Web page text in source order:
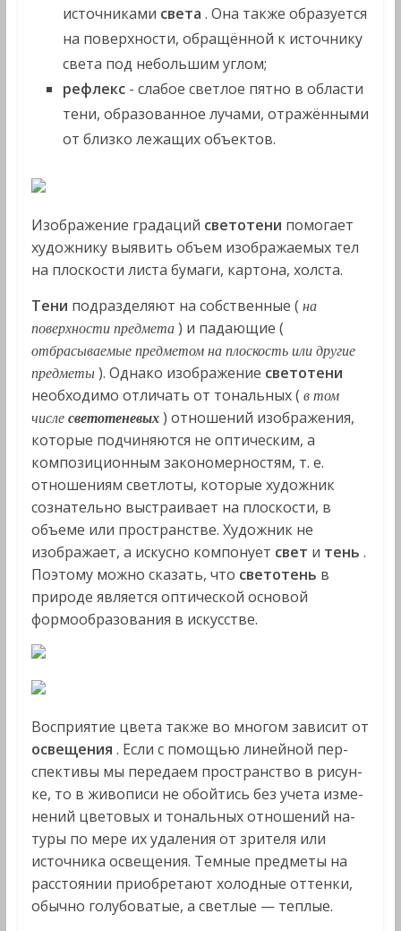
источниками света . Она также образуется
на поверхности, обращённой к источнику
света под небольшим углом;
рефлекс - слабое светлое пятно в области
тени, образованное лучами, отражёнными
от близко лежащих объектов.
Изображение градаций светотени помогает
художнику выявить объем изображаемых тел
на плоскости листа бумаги, картона, холста.
Тени подразделяют на собственные ( на
поверхности предмета ) и падающие (
отбрасываемые предметом на плоскость или другие
предметы ). Однако изображение светотени
необходимо отличать от тональных ( в том
числе светотеневых ) отношений изображения,
которые подчиняются не оптическим, а
композиционным закономерностям, т. е.
отношениям светлоты, которые художник
сознательно выстраивает на плоскости, в
объеме или пространстве. Художник не
изображает, а искусно компонует свет и тень .
Поэтому можно сказать, что светотень в
природе является оптической основой
формообразования в искусстве.
Восприятие цвета также во многом зависит от
освещения . Если с помощью линейной пер­
спективы мы передаем пространство в рисун­
ке, то в живописи не обойтись без учета изме­
нений цветовых и тональных отношений на­
туры по мере их удаления от зрителя или
источника освещения. Темные предметы на
расстоянии приобретают холодные оттенки,
обычно голубоватые, а светлые — теплые.